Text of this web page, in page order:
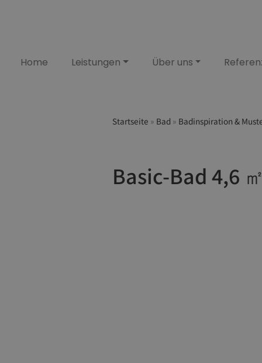
Home Leistungen Über uns
Startseite » Bad » Badinspiration &
Basic-Bad 4,6